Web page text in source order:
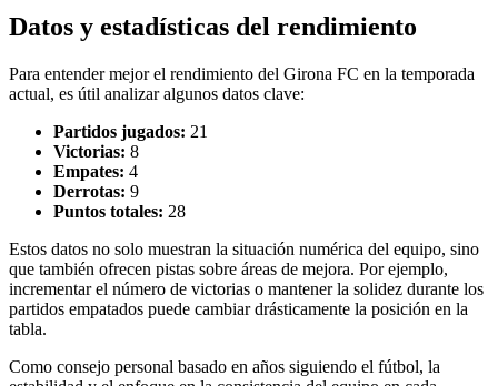
Datos y estadísticas del rendimiento
Para entender mejor el rendimiento del Girona FC en la temporada
actual, es útil analizar algunos datos clave:
Partidos jugados: 21
Victorias: 8
Empates: 4
Derrotas: 9
Puntos totales: 28
Estos datos no solo muestran la situación numérica del equipo, sino
que también ofrecen pistas sobre áreas de mejora. Por ejemplo,
incrementar el número de victorias o mantener la solidez durante los
partidos empatados puede cambiar drásticamente la posición en la
tabla.
Como consejo personal basado en años siguiendo el fútbol, la